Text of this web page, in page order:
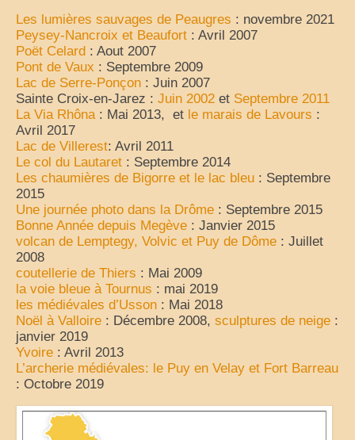
voyage en liberté
voyages-camping-car
Partenaires
je loue mon camping car
park4night
Aires de services en vue Panoramiques
Villages de France
loisirs voyages sports et culture (forum)
annuaire du camping-car
le site du cc (forum)
élevage de cavalier king charles
moteur de recherche récits de voyage
Cuisine
Les lumières sauvages de Peaugres : novembre 2021
Peysey-Nancroix et Beaufort : Avril 2007
Poët Celard : Aout 2007
Pont de Vaux : Septembre 2009
Lac de Serre-Ponçon : Juin 2007
Sainte Croix-en-Jarez : Juin 2002 et Septembre 2011
La Via Rhôna: Mai 2013, et le marais de Lavours :
Avril 2017
Lac de Villerest: Avril 2011
Le col du Lautaret : Septembre 2014
Les chaumières de Bigorre et le lac bleu : Septembre
2015
Une journée photo dans la Drôme : Septembre 2015
Bonne Année depuis Megève : Janvier 2015
volcan de Lemptegy, Volvic et Puy de Dôme : Juillet
2008
coutellerie de Thiers : Mai 2009
la voie bleue à Tournus : mai 2019
les médiévales d’Usson : Mai 2018
Noël à Valloire : Décembre 2008, sculptures de neige :
janvier 2019
Yvoire : Avril 2013
L’archerie médiévales: le Puy en Velay et Fort Barreau
: Octobre 2019